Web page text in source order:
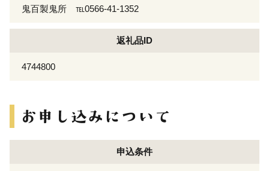
鬼百製鬼所 ℡0566-41-1352
返礼品ID
4744800
申込条件